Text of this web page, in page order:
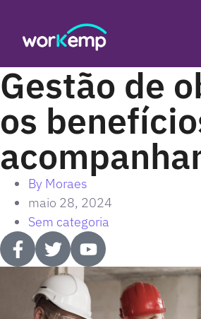
Gestão de
os
By Moraes
maio 28, 2024
Sem categoria